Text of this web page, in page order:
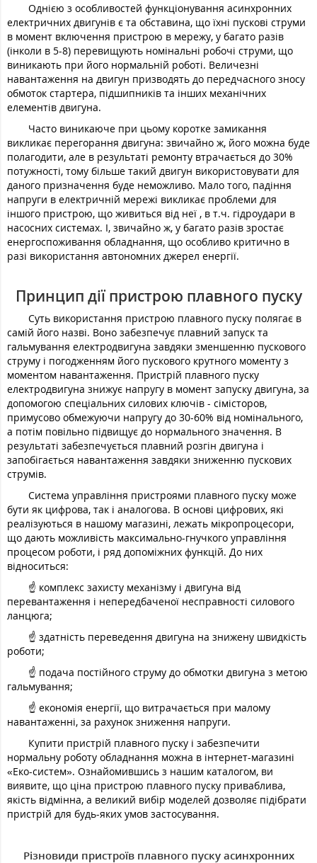
Однією з особливостей функціонування асинхронних
електричних двигунів є та обставина, що їхні пускові струми
в момент включення пристрою в мережу, у багато разів
(інколи в 5-8) перевищують номінальні робочі струми, що
виникають при його нормальній роботі. Величезні
навантаження на двигун призводять до передчасного зносу
обмоток стартера, підшипників та інших механічних
елементів двигуна.
Часто виникаюче при цьому коротке замикання
викликає перегорання двигуна: звичайно ж, його можна буде
полагодити, але в результаті ремонту втрачається до 30%
потужності, тому більше такий двигун використовувати для
даного призначення буде неможливо. Мало того, падіння
напруги в електричній мережі викликає проблеми для
іншого пристрою, що живиться від неї , в т.ч. гідроудари в
насосних системах. І, звичайно ж, у багато разів зростає
енергоспоживання обладнання, що особливо критично в
разі використання автономних джерел енергії.
Принцип дії пристрою плавного пуску
Суть використання пристрою плавного пуску полягає в
самій його назві. Воно забезпечує плавний запуск та
гальмування електродвигуна завдяки зменшенню пускового
струму і погодженням його пускового крутного моменту з
моментом навантаження. Пристрій плавного пуску
електродвигуна знижує напругу в момент запуску двигуна, за
допомогою спеціальних силових ключів - сімісторов,
примусово обмежуючи напругу до 30-60% від номінального,
а потім повільно підвищує до нормального значення. В
результаті забезпечується плавний розгін двигуна і
запобігається навантаження завдяки зниженню пускових
струмів.
Система управління пристроями плавного пуску може
бути як цифрова, так і аналогова. В основі цифрових, які
реалізуються в нашому магазині, лежать мікропроцесори,
що дають можливість максимально-гнучкого управління
процесом роботи, і ряд допоміжних функцій. До них
відноситься:
☝ комплекс захисту механізму і двигуна від
перевантаження і непередбаченої несправності силового
ланцюга;
☝ здатність переведення двигуна на знижену швидкість
роботи;
☝ подача постійного струму до обмотки двигуна з метою
гальмування;
☝ економія енергії, що витрачається при малому
навантаженні, за рахунок зниження напруги.
Купити пристрій плавного пуску і забезпечити
нормальну роботу обладнання можна в інтернет-магазині
«Еко-систем». Ознайомившись з нашим каталогом, ви
виявите, що ціна пристрою плавного пуску приваблива,
якість відмінна, а великий вибір моделей дозволяє підібрати
пристрій для будь-яких умов застосування.
Різновиди пристроїв плавного пуску асинхронних